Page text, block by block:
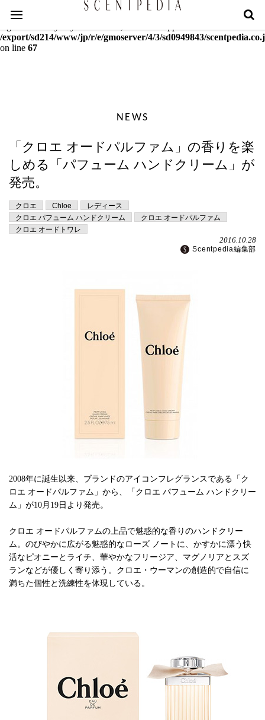
Warning
: mcrypt_decrypt(): Key of size 18 not supported by this
/export/sd214/www/jp/r/e/gmoserver/4/3/sd0949843/
on line 67
NEWS
「クロエ オードパルファム」の香りを楽
しめる「パフューム ハンドクリーム」が
発売。
クロエ Chloe
レディース
クロエ パフューム ハンドクリーム
クロエ オードパルファム
クロエ オードトワレ
2016.10.28
Scentpedia編集部
2008年に誕生以来、ブランドのアイコンフレグランスである「ク
ロエ オードパルファム」から、「クロエ パフューム ハンドクリー
ム」が10月19日より発売。
クロエ オードパルファムの上品で魅惑的な香りのハンドクリー
ム。のびやかに広がる魅惑的なローズ ノートに、かすかに漂う快
活なピオニーとライチ、華やかなフリージア、マグノリアとスズ
ランなどが優しく寄り添う。クロエ・ウーマンの創造的で自信に
満ちた個性と洗練性を体現している。